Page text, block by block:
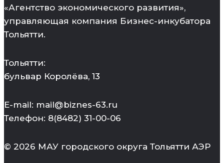
«Агентство экономического развития»,
управляющая компания Бизнес-инкубатора
Тольятти.
Тольятти:
бульвар Королёва, 13
E-mail: mail@biznes-63.ru
Телефон: 8(8482) 31-00-06
© 2026 МАУ городского округа Тольятти АЭР